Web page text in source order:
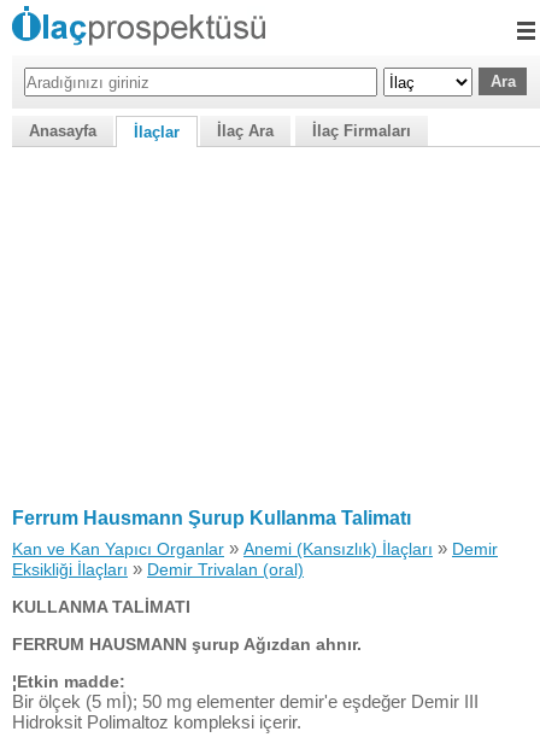
Anasayfa İlaçlar İlaç Ara İlaç Firmaları
Ferrum Hausmann Şurup Kullanma Talimatı
Kan ve Kan Yapıcı Organlar » Anemi (Kansızlık) İlaçları » Demir
Eksikliği İlaçları » Demir Trivalan (oral)
KULLANMA TALİMATI
FERRUM HAUSMANN şurup Ağızdan ahnır.
¦Etkin madde:
Bir ölçek (5 mİ); 50 mg elementer demir'e eşdeğer Demir III
Hidroksit Polimaltoz kompleksi içerir.